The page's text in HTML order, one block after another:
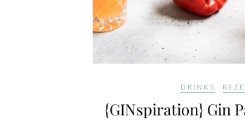
DRINKS
{GINspiration} Gin